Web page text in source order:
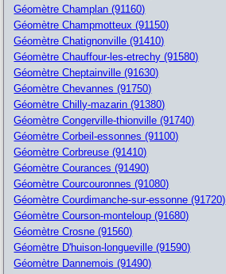
Géomètre Champlan (91160)
Géomètre Champmotteux (91150)
Géomètre Chatignonville (91410)
Géomètre Chauffour-les-etrechy (91580)
Géomètre Cheptainville (91630)
Géomètre Chevannes (91750)
Géomètre Chilly-mazarin (91380)
Géomètre Congerville-thionville (91740)
Géomètre Corbeil-essonnes (91100)
Géomètre Corbreuse (91410)
Géomètre Courances (91490)
Géomètre Courcouronnes (91080)
Géomètre Courdimanche-sur-essonne (91720)
Géomètre Courson-monteloup (91680)
Géomètre Crosne (91560)
Géomètre D'huison-longueville (91590)
Géomètre Dannemois (91490)